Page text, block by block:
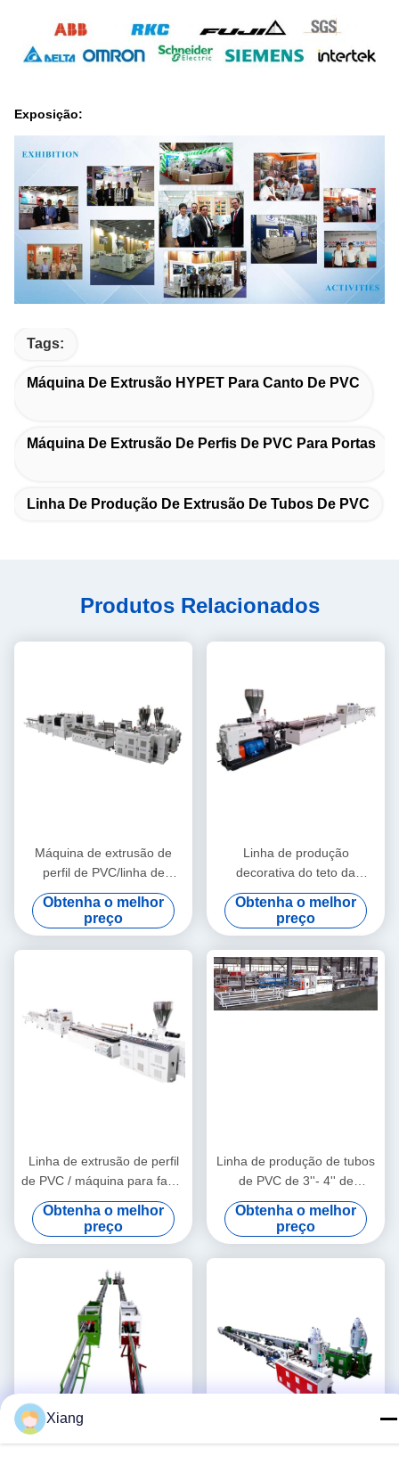
Exposição:
Tags:
Máquina De Extrusão HYPET Para Canto De PVC
Máquina De Extrusão De Perfis De PVC Para Portas
Linha De Produção De Extrusão De Tubos De PVC
Produtos Relacionados
Máquina de extrusão de
perfil de PVC/linha de
extrusão de perfil de PVC
Obtenha o melhor
preço
Linha de produção
decorativa do teto da
máquina da extrusão do
perfil de WPC/WPC
Obtenha o melhor
preço
Linha de extrusão de perfil
de PVC / máquina para fazer
perfil de PVC
Obtenha o melhor
preço
Linha de produção de tubos
de PVC de 3''- 4'' de
qualidade estável com
extrusora de parafuso duplo
cônico HYZS65/132
Obtenha o melhor
preço
Xiang